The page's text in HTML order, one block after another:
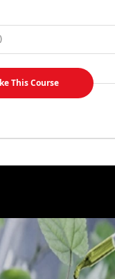
This Course